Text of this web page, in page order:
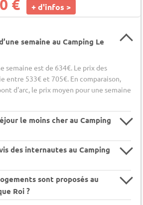
€ + d'infos >
semaine au Camping Le
semaine est de 634€. Le prix des
entre 533€ et 705€. En comparaison,
d'arc, le prix moyen pour une semaine
le moins cher au Camping
des internautes au Camping
sont proposés au
Roi ?